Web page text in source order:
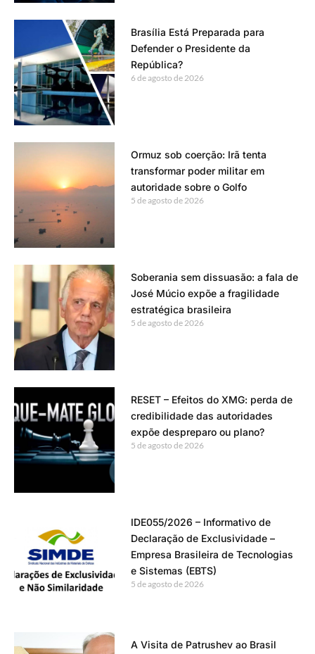
Brasília Está Preparada para
Defender o Presidente da
República?
6 de agosto de 2026
Ormuz sob coerção: Irã tenta
transformar poder militar em
autoridade sobre o Golfo
5 de agosto de 2026
Soberania sem dissuasão: a fala de
José Múcio expõe a fragilidade
estratégica brasileira
5 de agosto de 2026
RESET – Efeitos do XMG: perda de
credibilidade das autoridades
expõe despreparo ou plano?
5 de agosto de 2026
IDE055/2026 – Informativo de
Declaração de Exclusividade –
Empresa Brasileira de Tecnologias
e Sistemas (EBTS)
5 de agosto de 2026
A Visita de Patrushev ao Brasil